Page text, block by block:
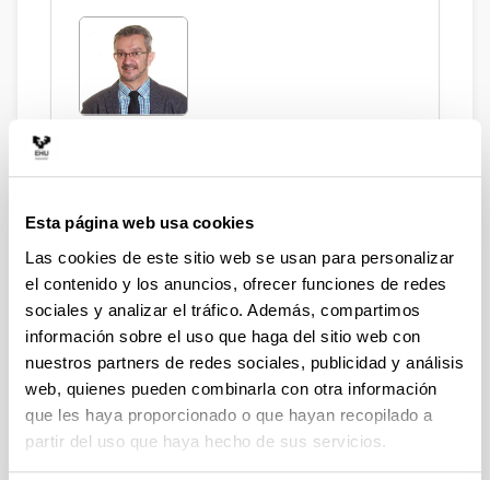
Esta página web usa cookies
Las cookies de este sitio web se usan para personalizar
el contenido y los anuncios, ofrecer funciones de redes
sociales y analizar el tráfico. Además, compartimos
información sobre el uso que haga del sitio web con
nuestros partners de redes sociales, publicidad y análisis
web, quienes pueden combinarla con otra información
que les haya proporcionado o que hayan recopilado a
partir del uso que haya hecho de sus servicios.
Investigadores e
investigadoras
Suberbiola Garbizu, Irune